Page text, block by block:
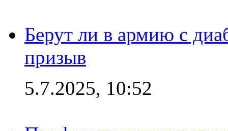
Берут ли в армию с
призыв
5.7.2025, 10:52